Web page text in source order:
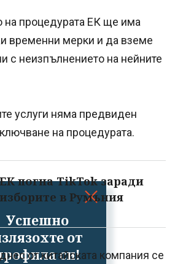
Успешно
от
си!
на процедурата ЕК ще има
временни мерки и да вземе
с неизпълнението на нейните
услуги няма предвиден
на процедурата.
ЕК погна TikTok заради
изборите в Румъния
от китайската компания се